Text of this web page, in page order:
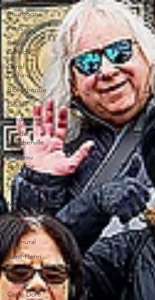
Petite-
Bourgogne
Parcs
Radio-
Canada
Canal
Lachine
Bibliothèque
LaSalle
Randonnée
Iles de
Boucherville
Château
Dufresne
Parc
Angrignon
Montréal
souterrain
Verdun
Art mural
Saint-Henri
Fondation
PHI
Carré Doré